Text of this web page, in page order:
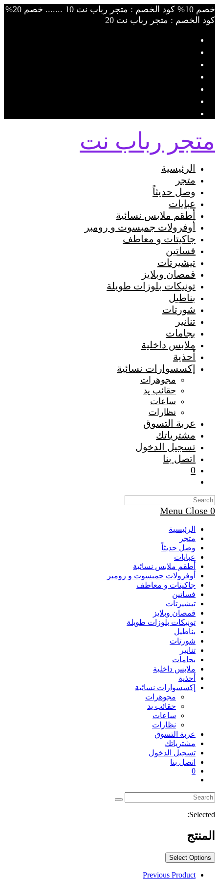
Skip
to
content
خصم 10% كود الخصم : متجر رباب نت 10 ....... خصم 20%
كود الخصم : متجر رباب نت 20
متجر رباب نت
الرئيسية
متجر
وصل حديثاً
عبايات
أطقم ملابس نسائية
أوفرولات جمبسوت و رومبر
جاكيتات و معاطف
فساتين
تيشيرتات
قمصان وبلايز
تونيكات بلوزات طويلة
بناطيل
شورتات
تنانير
بجامات
ملابس داخلية
أحذية
إكسسوارات نسائية
مجوهرات
حقائب يد
ساعات
نظارات
عربة التسوق
مشترياتك
تسجيل الدخول
اتصل بنا
0
search
0
Menu Close
الرئيسية
متجر
وصل حديثاً
عبايات
أطقم ملابس نسائية
أوفرولات جمبسوت و رومبر
جاكيتات و معاطف
فساتين
تيشيرتات
قمصان وبلايز
تونيكات بلوزات طويلة
بناطيل
شورتات
تنانير
بجامات
ملابس داخلية
أحذية
إكسسوارات نسائية
مجوهرات
حقائب يد
ساعات
نظارات
عربة التسوق
مشترياتك
تسجيل الدخول
اتصل بنا
0
search
Selected:
المنتج
Select Options
Previous Product